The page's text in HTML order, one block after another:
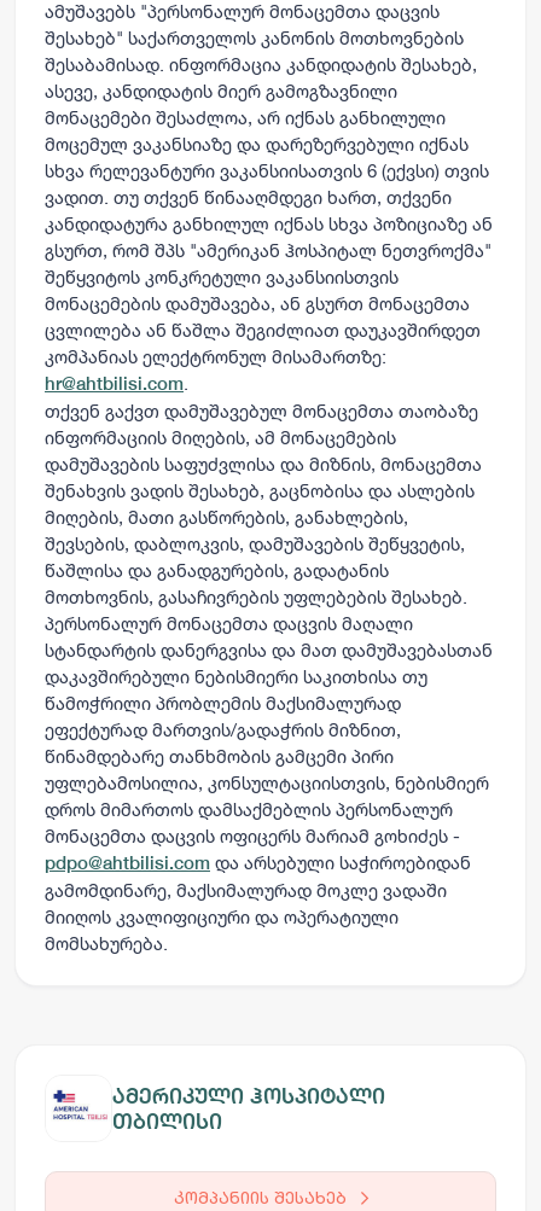
ამუშავებს "პერსონალურ მონაცემთა დაცვის
შესახებ" საქართველოს კანონის მოთხოვნების
შესაბამისად. ინფორმაცია კანდიდატის შესახებ,
ასევე, კანდიდატის მიერ გამოგზავნილი
მონაცემები შესაძლოა, არ იქნას განხილული
მოცემულ ვაკანსიაზე და დარეზერვებული იქნას
სხვა რელევანტური ვაკანსიისათვის 6 (ექვსი) თვის
ვადით. თუ თქვენ წინააღმდეგი ხართ, თქვენი
კანდიდატურა განხილულ იქნას სხვა პოზიციაზე ან
გსურთ, რომ შპს "ამერიკან ჰოსპიტალ ნეთვროქმა"
შეწყვიტოს კონკრეტული ვაკანსიისთვის
მონაცემების დამუშავება, ან გსურთ მონაცემთა
ცვლილება ან წაშლა შეგიძლიათ დაუკავშირდეთ
კომპანიას ელექტრონულ მისამართზე:
hr@ahtbilisi.com.
თქვენ გაქვთ დამუშავებულ მონაცემთა თაობაზე
ინფორმაციის მიღების, ამ მონაცემების
დამუშავების საფუძვლისა და მიზნის, მონაცემთა
შენახვის ვადის შესახებ, გაცნობისა და ასლების
მიღების, მათი გასწორების, განახლების,
შევსების, დაბლოკვის, დამუშავების შეწყვეტის,
წაშლისა და განადგურების, გადატანის
მოთხოვნის, გასაჩივრების უფლებების შესახებ.
პერსონალურ მონაცემთა დაცვის მაღალი
სტანდარტის დანერგვისა და მათ დამუშავებასთან
დაკავშირებული ნებისმიერი საკითხისა თუ
წამოჭრილი პრობლემის მაქსიმალურად
ეფექტურად მართვის/გადაჭრის მიზნით,
წინამდებარე თანხმობის გამცემი პირი
უფლებამოსილია, კონსულტაციისთვის, ნებისმიერ
დროს მიმართოს დამსაქმებლის პერსონალურ
მონაცემთა დაცვის ოფიცერს მარიამ გოხიძეს -
pdpo@ahtbilisi.com და არსებული საჭიროებიდან
გამომდინარე, მაქსიმალურად მოკლე ვადაში
მიიღოს კვალიფიციური და ოპერატიული
მომსახურება.
ამერიკული ჰოსპიტალი
თბილისი
კომპანიის შესახებ